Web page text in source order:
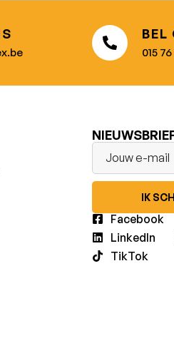
BEL
015
IK
Facebook
LinkedIn
TikTok